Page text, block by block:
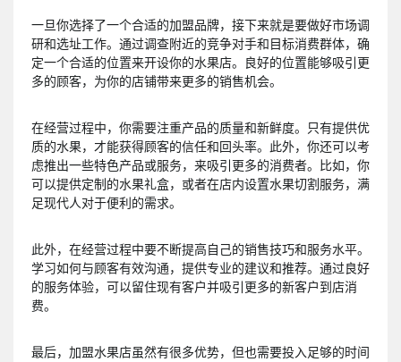
一旦你选择了一个合适的加盟品牌，接下来就是要做好市场调
研和选址工作。通过调查附近的竞争对手和目标消费群体，确
定一个合适的位置来开设你的水果店。良好的位置能够吸引更
多的顾客，为你的店铺带来更多的销售机会。
在经营过程中，你需要注重产品的质量和新鲜度。只有提供优
质的水果，才能获得顾客的信任和回头率。此外，你还可以考
虑推出一些特色产品或服务，来吸引更多的消费者。比如，你
可以提供定制的水果礼盒，或者在店内设置水果切割服务，满
足现代人对于便利的需求。
此外，在经营过程中要不断提高自己的销售技巧和服务水平。
学习如何与顾客有效沟通，提供专业的建议和推荐。通过良好
的服务体验，可以留住现有客户并吸引更多的新客户到店消
费。
最后，加盟水果店虽然有很多优势，但也需要投入足够的时间